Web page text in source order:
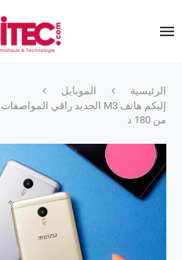
الرئيسية
الموبايل
من 180 د